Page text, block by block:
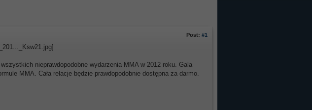
Post: #1
nieprawdopodobne wydarzenia MMA w 2012 roku. Gala
MMA. Cała relacje będzie prawdopodobnie dostępna za darmo.